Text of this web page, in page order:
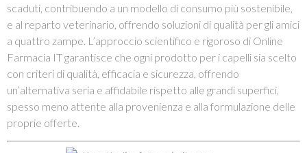
scaduti, contribuendo a un modello di consumo più sostenibile,
e al reparto veterinario, offrendo soluzioni di qualità per gli amici
a quattro zampe. L’approccio scientifico e rigoroso di Online
Farmacia IT garantisce che ogni prodotto per i capelli sia scelto
con criteri di qualità, efficacia e sicurezza, offrendo
un’alternativa seria e affidabile rispetto alle grandi superfici,
spesso meno attente alla provenienza e alla formulazione delle
proprie offerte.